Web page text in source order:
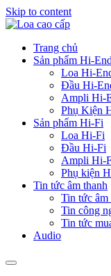
Skip to content
Trang chủ
Sản phẩm Hi-End
Loa Hi-
Đầu Hi-
Ampli Hi-
Phụ Kiện
Sản phẩm Hi-Fi
Loa Hi-Fi
Đầu Hi-Fi
Ampli Hi-
Phụ kiện
Tin tức âm thanh
Tin tức âm
Tin công
Tin tức
Audio